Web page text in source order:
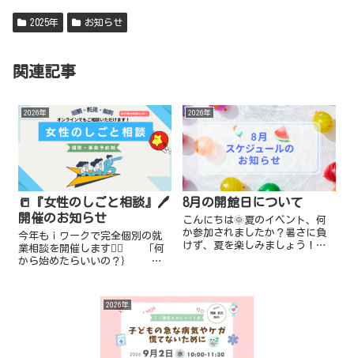
2025年 お知らせ
関連記事
2026年
📒『女性のしごと相談』🖊️
開催のお知らせ
今年もｉワークで完全個別の就
業相談を開催します💁‍♀️ 「何
から始めたらいいの？｝
「仕事ってどう探すの？」
2026年
8月の開館日について
こんにちは🌞夏のイベント、何
か参加されましたか？暑さに負
けず、夏を楽しみましょう！ｉ
日(水)～8月14日(金)、8月...
2026年